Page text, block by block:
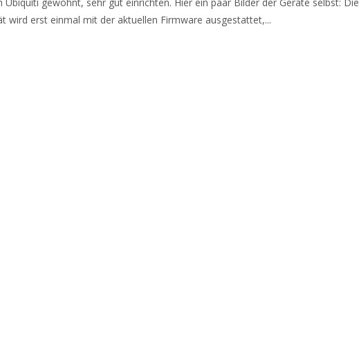
wird erst einmal mit der aktuellen Firmware ausgestattet,...